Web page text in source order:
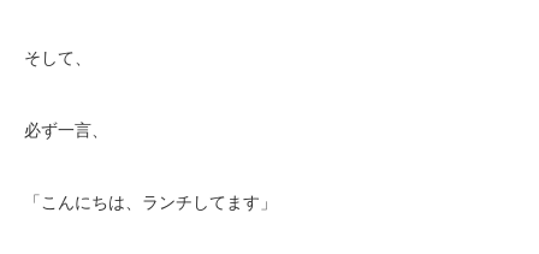
そして、
必ず一言、
「こんにちは、ランチしてます」